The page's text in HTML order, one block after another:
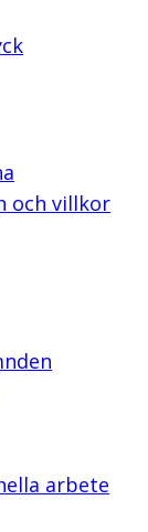
och villkor
arbete